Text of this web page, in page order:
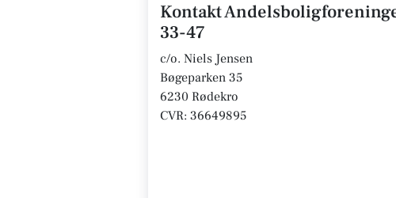
Kontakt
33-47
c/o. Niels Jensen
Bøgeparken 35
6230 Rødekro
CVR: 36649895